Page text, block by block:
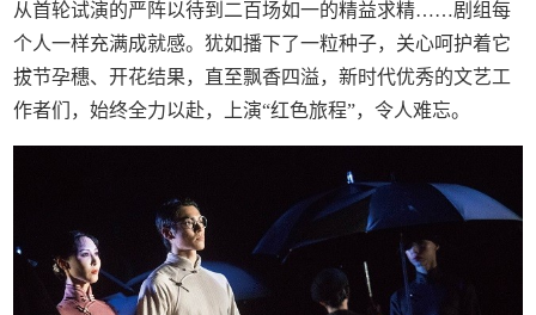
从首轮试演的严阵以待到二百场如一的精益求精……剧组每
个人一样充满成就感。犹如播下了一粒种子，关心呵护着它
拔节孕穗、开花结果，直至飘香四溢，新时代优秀的文艺工
作者们，始终全力以赴，上演“红色旅程”，令人难忘。